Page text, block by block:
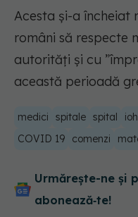
Acesta și-a încheiat
români să respecte
autorități și cu
această perioadă
medici spitale spital
COVID 19
comenzi
Urmărește-ne și
abonează‑te!